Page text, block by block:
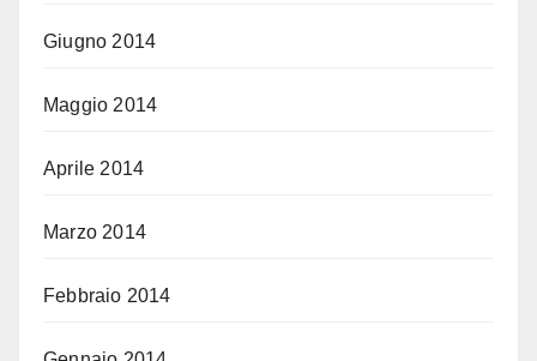
Giugno 2014
Maggio 2014
Aprile 2014
Marzo 2014
Febbraio 2014